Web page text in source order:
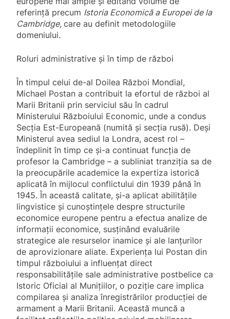
referință precum Istoria Economică a Europei de la
Cambridge, care au definit metodologiile
domeniului.
Roluri administrative și în timp de război
În timpul celui de-al Doilea Război Mondial,
Michael Postan a contribuit la efortul de război al
Marii Britanii prin serviciul său în cadrul
Ministerului Războiului Economic, unde a condus
Secția Est-Europeană (numită și secția rusă). Deși
Ministerul avea sediul la Londra, acest rol –
îndeplinit în timp ce și-a continuat funcția de
profesor la Cambridge – a subliniat tranziția sa de
la preocupările academice la expertiza istorică
aplicată în mijlocul conflictului din 1939 până în
1945. În această calitate, și-a aplicat abilitățile
lingvistice și cunoștințele despre structurile
economice europene pentru a efectua analize de
informații economice, susținând evaluările
strategice ale resurselor inamice și ale lanțurilor
de aprovizionare aliate. Experiența lui Postan din
timpul războiului a influențat direct
responsabilitățile sale administrative postbelice ca
Istoric Oficial al Munițiilor, o poziție care implica
compilarea și analiza înregistrărilor producției de
armament a Marii Britanii. Această muncă a